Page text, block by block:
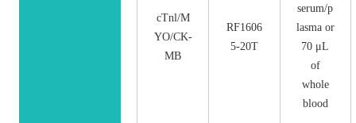
cTnl/M
YO/CK-
MB
RF1606
5-20T
serum/p
lasma or
70 μL
of
whole
blood